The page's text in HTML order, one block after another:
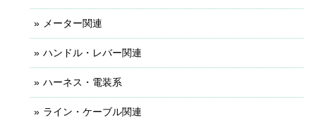
メーター関連
ハンドル・レバー関連
ハーネス・電装系
ライン・ケーブル関連